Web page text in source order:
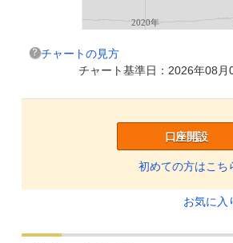
2020年
チャートの見方
チャート基準日：2026年08月
口座開設
初めての方はこち
お気に入